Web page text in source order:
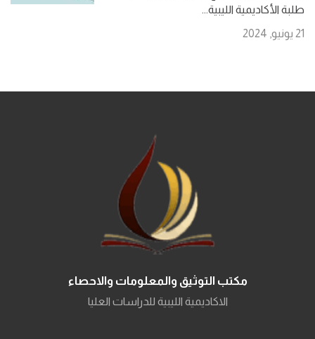
طلبة الأكاديمية الليبية...
21 يونيو, 2024
مكتب التوثيق والمعلومات والاحصاء
الاكاديمية الليبية للدراسات العليا